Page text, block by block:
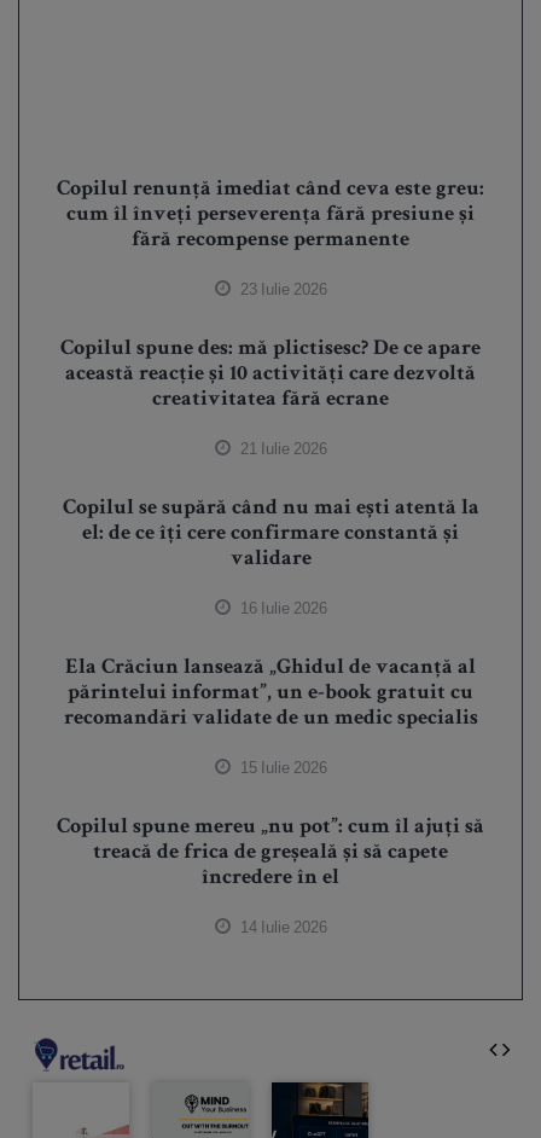
Copilul renunță imediat când ceva este greu:
cum îl înveți perseverența fără presiune și
fără recompense permanente
23 Iulie 2026
Copilul spune des: mă plictisesc? De ce apare
această reacție și 10 activități care dezvoltă
creativitatea fără ecrane
21 Iulie 2026
Copilul se supără când nu mai ești atentă la
el: de ce îți cere confirmare constantă și
validare
16 Iulie 2026
Ela Crăciun lansează „Ghidul de vacanță al
părintelui informat”, un e-book gratuit cu
recomandări validate de un medic specialis
15 Iulie 2026
Copilul spune mereu „nu pot”: cum îl ajuți să
treacă de frica de greșeală și să capete
încredere în el
14 Iulie 2026